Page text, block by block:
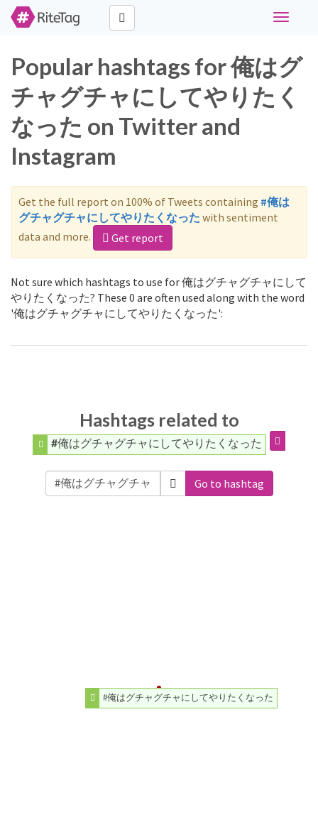
Toggle
Popular hashtags for 俺はグ
チャグチャにしてやりたく
なった on Twitter and
Instagram
Get the full report on 100% of Tweets containing #俺は
グチャグチャにしてやりたくなった with sentiment
data and more.
Get report
Not sure which hashtags to use for 俺はグチャグチャにして
やりたくなった? These 0 are often used along with the word
'俺はグチャグチャにしてやりたくなった':
Hashtags related to
#俺はグチャグチャにしてやりたくなった
Go to hashtag
#俺はグチャグチャにしてやりたくなった